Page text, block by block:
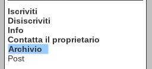
Iscriviti
Disiscriviti
Info
Contatta il proprietario
Archivio
Post